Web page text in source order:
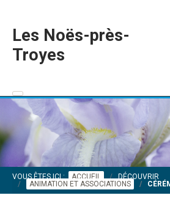
Les Noës-près-
Troyes
VOUS ÊTES ICI : ACCUEIL
DÉCOUVRIR
ANIMATION ET ASSOCIATIONS